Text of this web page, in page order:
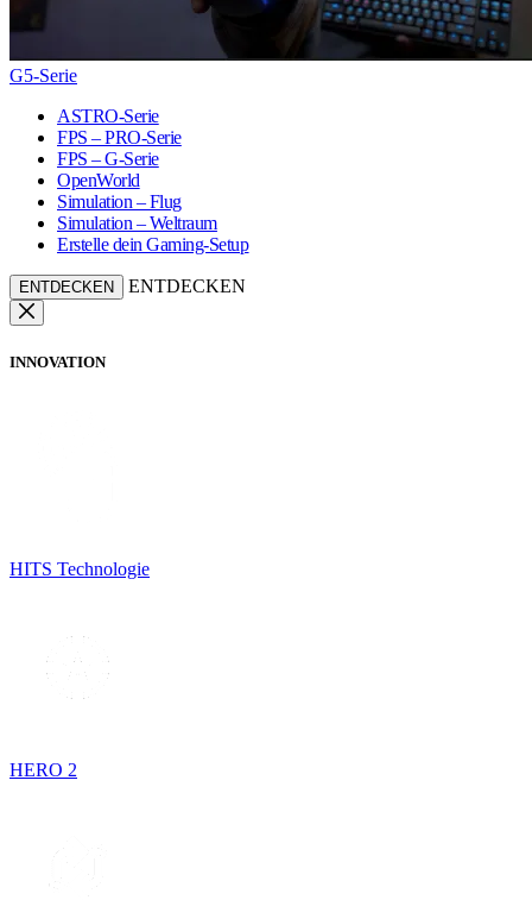
G5-Serie
ASTRO-Serie
FPS – PRO-Serie
FPS – G-Serie
OpenWorld
Simulation – Flug
Simulation – Weltraum
Erstelle dein Gaming-Setup
ENTDECKEN ENTDECKEN
INNOVATION
HITS Technologie
HERO 2